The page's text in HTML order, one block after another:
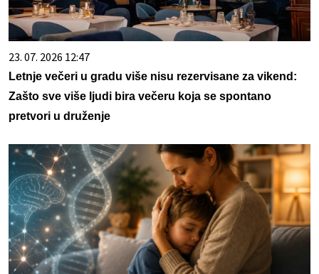
23. 07. 2026 12:47
Letnje večeri u gradu više nisu rezervisane za vikend:
Zašto sve više ljudi bira večeru koja se spontano
pretvori u druženje